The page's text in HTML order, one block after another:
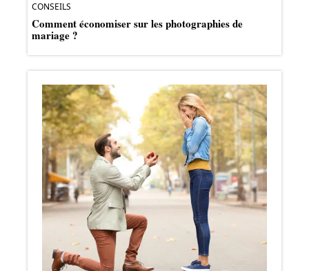
CONSEILS
Comment économiser sur les photographies de
mariage ?